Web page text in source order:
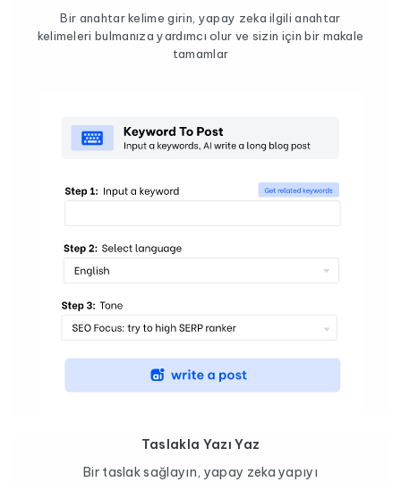
Bir anahtar kelime girin, yapay zeka ilgili anahtar
kelimeleri bulmanıza yardımcı olur ve sizin için bir makale
tamamlar
Taslakla Yazı Yaz
Bir taslak sağlayın, yapay zeka yapıyı